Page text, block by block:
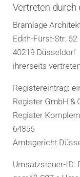
Vertreten
Bramlage
Edith-Fürst-Str. 62
40219 Düsseldorf
ihrerseits
Registereintrag:
Register GmbH &
Register
64856
Amtsgericht
Umsatzsteuer-ID: